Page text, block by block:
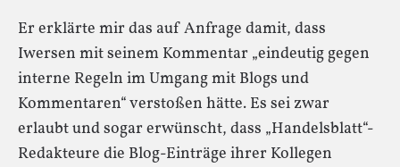
Er erklärte mir das auf Anfrage damit, dass
Iwersen mit seinem Kommentar „eindeutig gegen
interne Regeln im Umgang mit Blogs und
Kommentaren“ verstoßen hätte. Es sei zwar
erlaubt und sogar erwünscht, dass „Handelsblatt“-
Redakteure die Blog-Einträge ihrer Kollegen